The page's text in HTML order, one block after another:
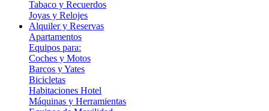
Tabaco y Recuerdos
Joyas y Relojes
Alquiler y Reservas
Apartamentos
Equipos para:
Coches y Motos
Barcos y Yates
Bicicletas
Habitaciones Hotel
Máquinas y Herramientas